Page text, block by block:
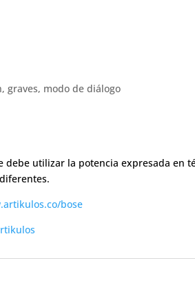
graves, modo de diálogo
utilizar la potencia expresada en
bose